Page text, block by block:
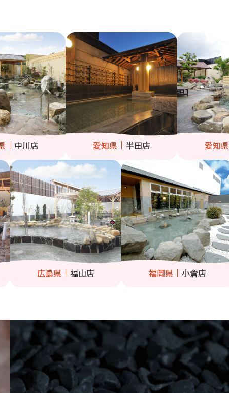
中川店 愛知県 半田店 愛知県
広島県 福山店 福岡県 小倉店